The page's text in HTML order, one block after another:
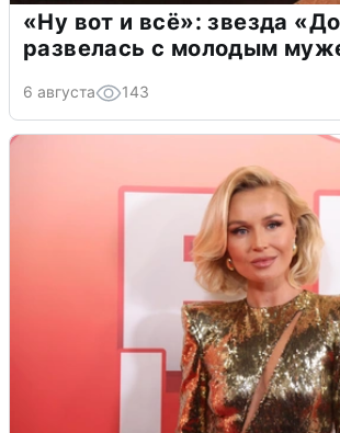
«Ну вот и всё»: звезда
развелась с молодым
6 августа 143